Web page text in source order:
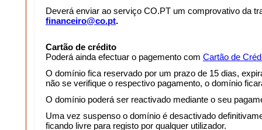
Deverá enviar ao serviço CO.PT um comprovativo da
financeiro@co.pt.
Cartão de crédito
Poderá ainda efectuar o pagemento com Cartão de
O domínio fica reservado por um prazo de 15 dias,
não se verifique o respectivo pagamento, o domínio
O domínio poderá ser reactivado mediante o seu
Uma vez suspenso o domínio é desactivado
ficando livre para registo por qualquer utilizador.